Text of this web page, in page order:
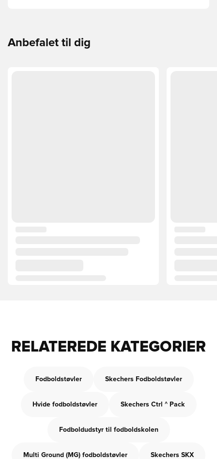
Anbefalet til dig
RELATEREDE KATEGORIER
Fodboldstøvler Skechers Fodboldstøvler
Hvide fodboldstøvler Skechers Ctrl ^ Pack
Fodboldudstyr til fodboldskolen
Multi Ground (MG) fodboldstøvler Skechers SKX